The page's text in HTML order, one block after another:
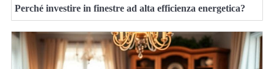
Perché investire in finestre ad alta efficienza energetica?